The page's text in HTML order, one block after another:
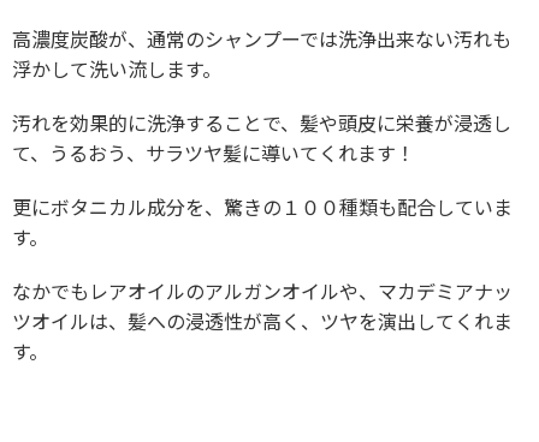
高濃度炭酸が、通常のシャンプーでは洗浄出来ない汚れも
浮かして洗い流します。
汚れを効果的に洗浄することで、髪や頭皮に栄養が浸透し
て、うるおう、サラツヤ髪に導いてくれます！
更にボタニカル成分を、驚きの１００種類も配合していま
す。
なかでもレアオイルのアルガンオイルや、マカデミアナッ
ツオイルは、髪への浸透性が高く、ツヤを演出してくれま
す。